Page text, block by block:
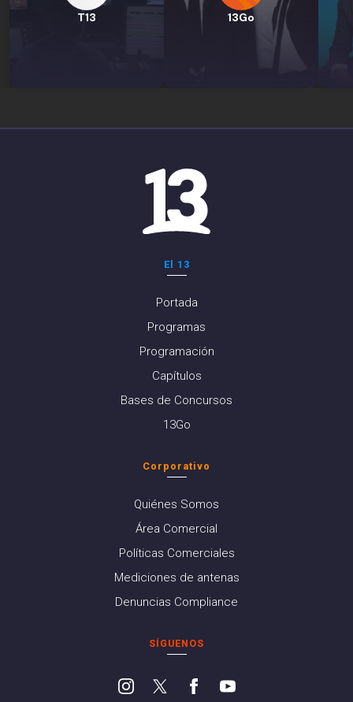
T13 13Go
El 13
Portada
Programas
Programación
Capítulos
Bases de Concursos
13Go
Corporativo
Quiénes Somos
Área Comercial
Políticas Comerciales
Mediciones de antenas
Denuncias Compliance
SÍGUENOS